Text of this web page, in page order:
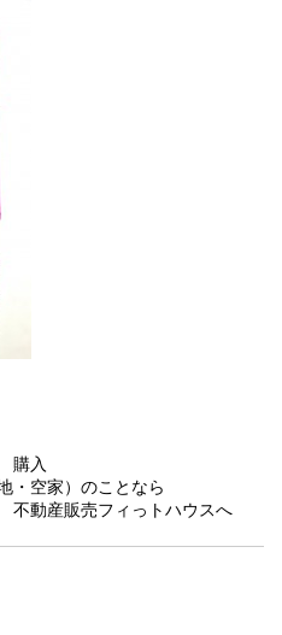
購入
・空家）のことなら
動産販売フィっトハウスへ